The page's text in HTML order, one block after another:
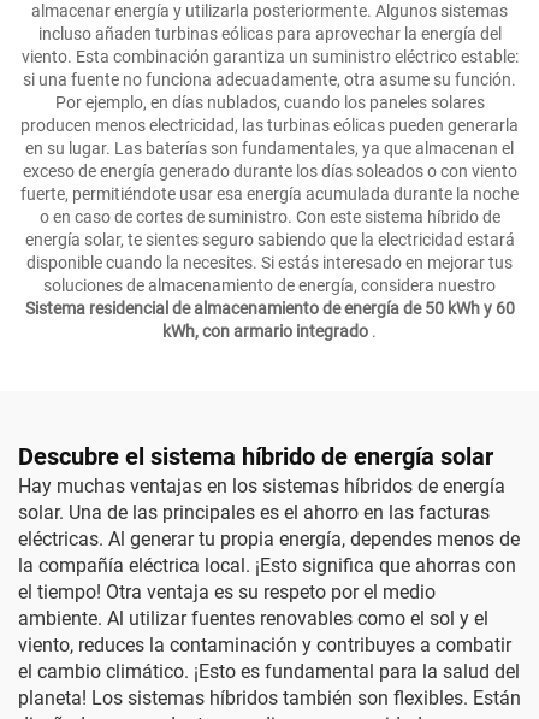
almacenar energía y utilizarla posteriormente. Algunos sistemas
incluso añaden turbinas eólicas para aprovechar la energía del
viento. Esta combinación garantiza un suministro eléctrico estable:
si una fuente no funciona adecuadamente, otra asume su función.
Por ejemplo, en días nublados, cuando los paneles solares
producen menos electricidad, las turbinas eólicas pueden generarla
en su lugar. Las baterías son fundamentales, ya que almacenan el
exceso de energía generado durante los días soleados o con viento
fuerte, permitiéndote usar esa energía acumulada durante la noche
o en caso de cortes de suministro. Con este sistema híbrido de
energía solar, te sientes seguro sabiendo que la electricidad estará
disponible cuando la necesites. Si estás interesado en mejorar tus
soluciones de almacenamiento de energía, considera nuestro
Sistema residencial de almacenamiento de energía de 50 kWh y 60
kWh, con armario integrado .
Descubre el sistema híbrido de energía solar
Hay muchas ventajas en los sistemas híbridos de energía
solar. Una de las principales es el ahorro en las facturas
eléctricas. Al generar tu propia energía, dependes menos de
la compañía eléctrica local. ¡Esto significa que ahorras con
el tiempo! Otra ventaja es su respeto por el medio
ambiente. Al utilizar fuentes renovables como el sol y el
viento, reduces la contaminación y contribuyes a combatir
el cambio climático. ¡Esto es fundamental para la salud del
planeta! Los sistemas híbridos también son flexibles. Están